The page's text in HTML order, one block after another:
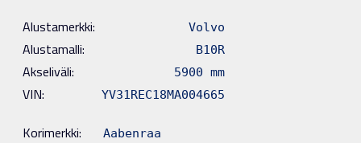
Alustamerkki: Volvo
Alustamalli: B10R
Akseliväli: 5900 mm
VIN: YV31REC18MA004665
Korimerkki: Aabenraa